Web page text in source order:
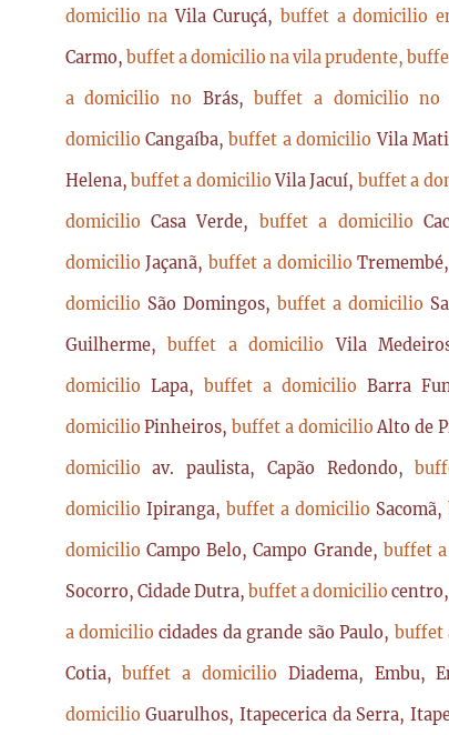
domicilio naVila Curuçá, buffet a domicilio
Carmo, buffet a domicilio na vila prudente,
a domicilio no Brás,buffet a domicilio
domicilio Cangaíba,buffet a domicilioVila
Helena, buffet a domicilioVila Jacuí, buffet a
domicilio Casa Verde, buffet a domicilio
domicilioJaçanã,buffet a domicilio
domicilio São Domingos, buffet a domicilio
Guilherme,buffet a domicilioVila
domicilio Lapa, buffet a domicilio Barra
domicilioPinheiros,buffet a domicilioAlto de
domicilioav. paulista, Capão Redondo,
domicilio Ipiranga, buffet a domicilio Sacomã,
domicilio Campo Belo, Campo Grande, buffet
Socorro, Cidade Dutra, buffet a domicilio centro,
a domiciliocidades da grande são Paulo, buffet
Cotia,buffet a domicilio Diadema, Embu,
domicilioGuarulhos, Itapecerica da Serra,